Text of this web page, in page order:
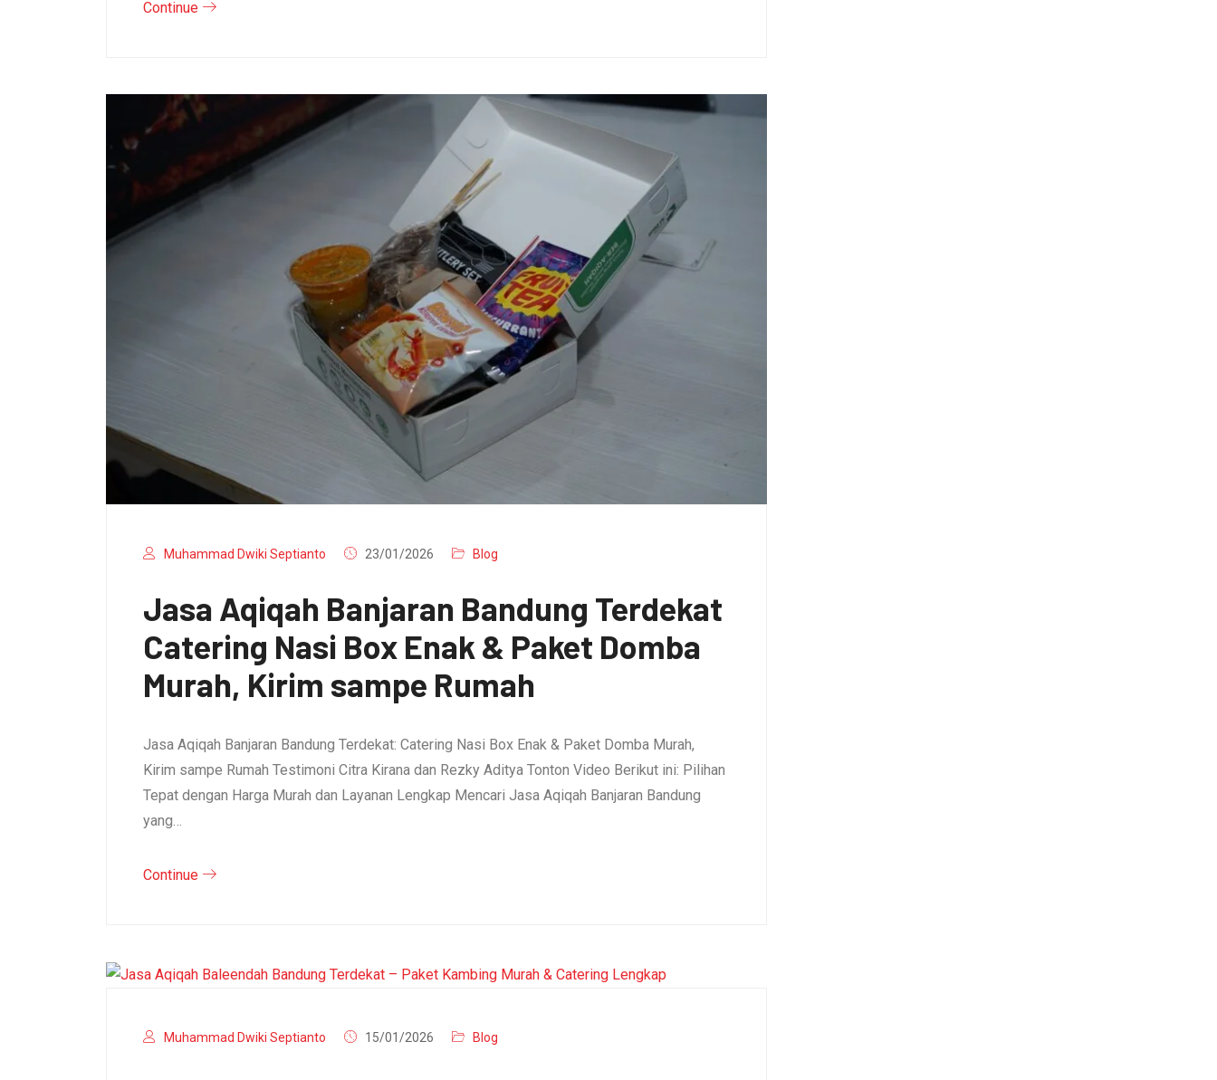
Continue
Muhammad Dwiki Septianto 23/01/2026 Blog
Jasa Aqiqah Banjaran Bandung Terdekat
Catering Nasi Box Enak & Paket Domba
Murah, Kirim sampe Rumah
Jasa Aqiqah Banjaran Bandung Terdekat: Catering Nasi Box Enak & Paket Domba Murah,
Kirim sampe Rumah Testimoni Citra Kirana dan Rezky Aditya Tonton Video Berikut ini: Pilihan
Tepat dengan Harga Murah dan Layanan Lengkap Mencari Jasa Aqiqah Banjaran Bandung
yang…
Continue
Muhammad Dwiki Septianto 15/01/2026 Blog